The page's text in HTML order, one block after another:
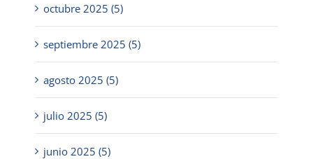
octubre 2025 (5)
septiembre 2025 (5)
agosto 2025 (5)
julio 2025 (5)
junio 2025 (5)